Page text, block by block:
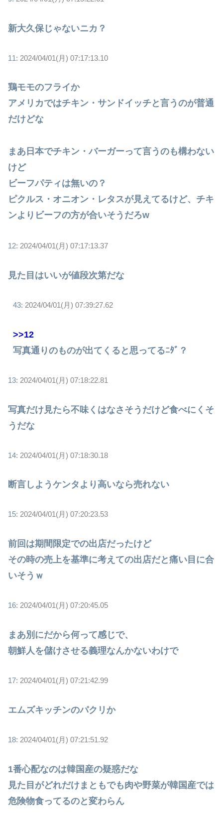
新大久保じゃないニカ？
11: 2024/04/01(月) 07:17:13.10
鶏モモのフライか
アメリカではチキン・サンドイッチと言うのが普通
だけどな
まあ日本でチキン・バーガーって言うのも構わない
けど
ビーフパティは無いの？
ピクルス・オニオン・レタスが見えてるけど、チキ
ンよりビーフの方が合いそうだろw
12: 2024/04/01(月) 07:17:13.37
見た目はいいが値段次第だな
43: 2024/04/01(月) 07:39:27.62
>>12
写真通りのものが出てくると思ってるﾆﾀﾞ？
13: 2024/04/01(月) 07:18:22.81
写真だけ見たら不味くはなさそうだけど食べにくそ
うだな
14: 2024/04/01(月) 07:18:30.18
断言しようケンタより高いなら売れない
15: 2024/04/01(月) 07:20:23.53
前回は期間限定での出店だったけど
その時の売上を基準に考えての出店だと痛い目に合
いそうｗ
16: 2024/04/01(月) 07:20:45.05
まあ別にだから何って感じで、
朝鮮人を儲けさせる義理なんかないわけで
17: 2024/04/01(月) 07:21:42.99
エムズキッチンのパクリか
18: 2024/04/01(月) 07:21:51.92
1番心配なのは韓国産の疑惑だな
見た目がどれだけまともでも肉や野菜が韓国産では
危険物食ってるのと変わらん